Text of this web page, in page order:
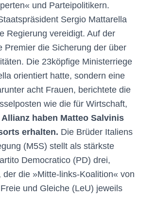
und Parteipolitikern.
Sergio Mattarella
Regierung vereidigt. Auf der
Premier die Sicherung der über
Die 23köpfige Ministerriege
orientiert hatte, sondern eine
acht Frauen, berichtete die
wie die für Wirtschaft,
haben Matteo Salvinis
erhalten. Die Brüder Italiens
(M5S) stellt als stärkste
Democratico (PD) drei,
die »Mitte-links-Koalition« von
und Gleiche (LeU) jeweils